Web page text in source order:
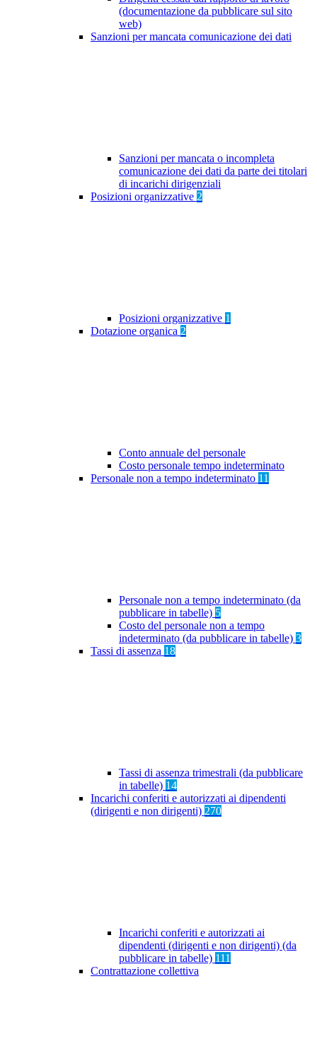
(documentazione da pubblicare sul sito
web)
Sanzioni per mancata comunicazione dei dati
Sanzioni per mancata o incompleta
comunicazione dei dati da parte dei titolari
di incarichi dirigenziali
Posizioni organizzative 2
Posizioni organizzative 1
Dotazione organica 2
Conto annuale del personale
Costo personale tempo indeterminato
Personale non a tempo indeterminato 11
Personale non a tempo indeterminato (da
pubblicare in tabelle) 5
Costo del personale non a tempo
indeterminato (da pubblicare in tabelle) 3
Tassi di assenza 18
Tassi di assenza trimestrali (da pubblicare
in tabelle) 14
Incarichi conferiti e autorizzati ai dipendenti
(dirigenti e non dirigenti) 270
Incarichi conferiti e autorizzati ai
dipendenti (dirigenti e non dirigenti) (da
pubblicare in tabelle) 111
Contrattazione collettiva